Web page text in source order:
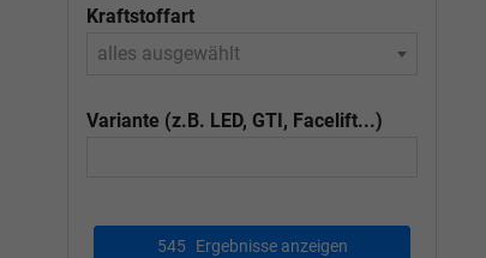
Kraftstoffart
alles ausgewählt
Variante (z.B. LED, GTI, Facelift...)
545 Ergebnisse anzeigen